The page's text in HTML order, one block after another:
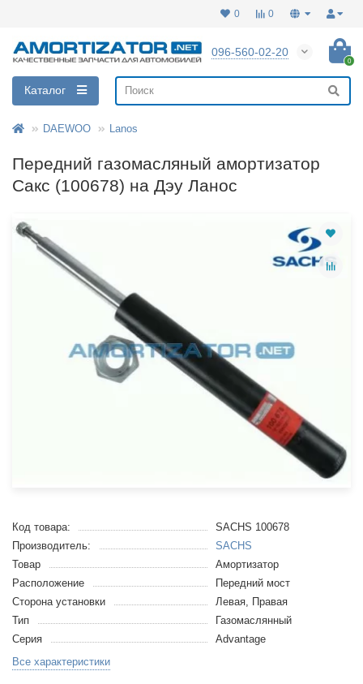
0
0
096-560-02-20
0
Каталог
DAEWOO Lanos
Передний газомасляный амортизатор
Сакс (100678) на Дэу Ланос
Код товара:
SACHS 100678
Производитель:
SACHS
Товар
Амортизатор
Расположение
Передний мост
Сторона установки
Левая, Правая
Тип
Газомаслянный
Серия
Advantage
Все характеристики